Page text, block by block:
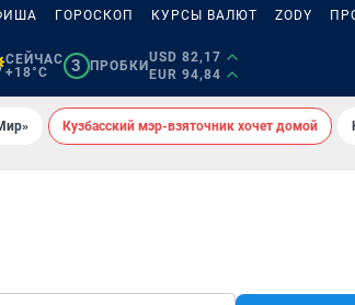
ГОРОСКОП КУРСЫ ВАЛЮТ ZODY
СЕЙЧАС
+18°C
3 ПРОБКИ
USD 82,17
EUR 94,84
Кузбасский мэр-взяточник хочет домой